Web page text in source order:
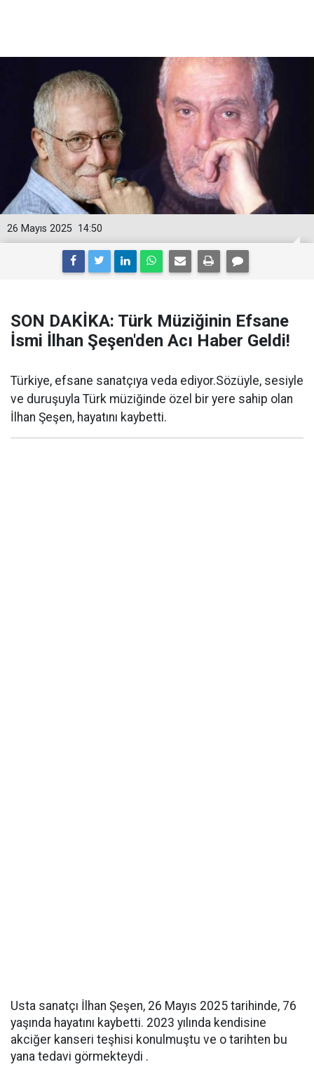
14:50
26 Mayıs 2025
SON DAKİKA: Türk Müziğinin Efsane
İsmi İlhan Şeşen'den Acı Haber Geldi!
Türkiye, efsane sanatçıya veda ediyor.Sözüyle, sesiyle
ve duruşuyla Türk müziğinde özel bir yere sahip olan
İlhan Şeşen, hayatını kaybetti.
Usta sanatçı İlhan Şeşen, 26 Mayıs 2025 tarihinde, 76
yaşında hayatını kaybetti. 2023 yılında kendisine
akciğer kanseri teşhisi konulmuştu ve o tarihten bu
yana tedavi görmekteydi .